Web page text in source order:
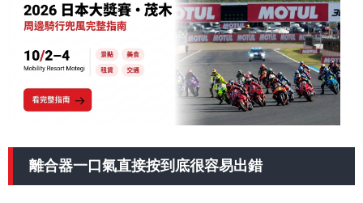
離合器一口氣直接按到底很容易出錯